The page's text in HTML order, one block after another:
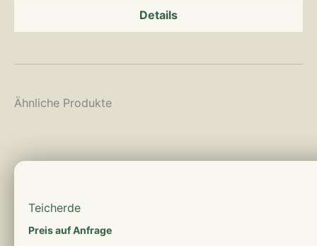
Details
Ähnliche Produkte
Teicherde
Preis auf Anfrage